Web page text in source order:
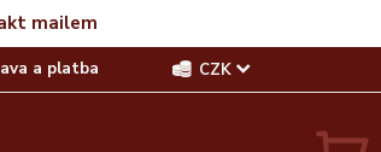
mailem
a platba CZK